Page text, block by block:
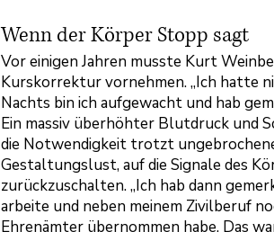
Wenn der Körper Stopp sagt
Vor einigen Jahren musste Kurt
Kurskorrektur vornehmen. „Ich hatte
Nachts bin ich aufgewacht und hab
Ein massiv überhöhter Blutdruck und
die Notwendigkeit trotzt
Gestaltungslust, auf die Signale des
zurückzuschalten. „Ich hab dann
arbeite und neben meinem Zivilberuf
Ehrenämter übernommen habe. Das